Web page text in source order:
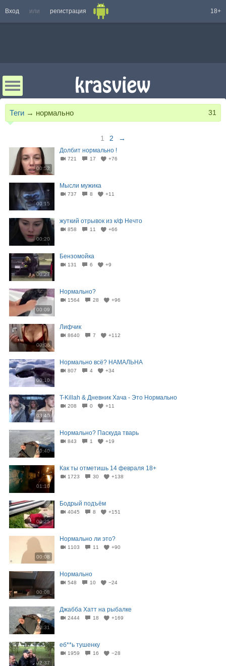
Вход или регистрация 18+
Теги → нормально 31
1 2 →
00:52
Долбит нормально !
721 17 +76
00:15
Мысли мужика
737 8 +11
00:20
жуткий отрывок из к/ф Нечто
858 11 +66
00:27
Бензомойка
131 6 +9
00:09
Нормально?
1564 28 +96
00:06
Лифчик
8640 7 +112
00:10
Нормально всё? НАМАЛЬНА
807 4 +34
03:40
T-Killah & Дневник Хача - Это Нормально
208 0 +11
00:40
Нормально? Паскуда тварь
843 1 +19
01:10
Как ты отметишь 14 февраля 18+
1723 30 +138
00:25
Бодрый подъём
4045 8 +151
00:08
Нормально ли это?
1103 11 +90
00:08
Нормально
548 10 −24
00:31
Джабба Хатт на рыбалке
2444 18 +169
02:37
еб**ь тушенку
1959 16 −28